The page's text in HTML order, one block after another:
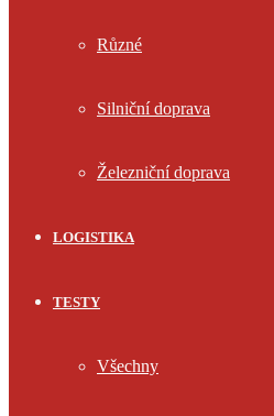
Různé
Silniční doprava
Železniční doprava
LOGISTIKA
TESTY
Všechny